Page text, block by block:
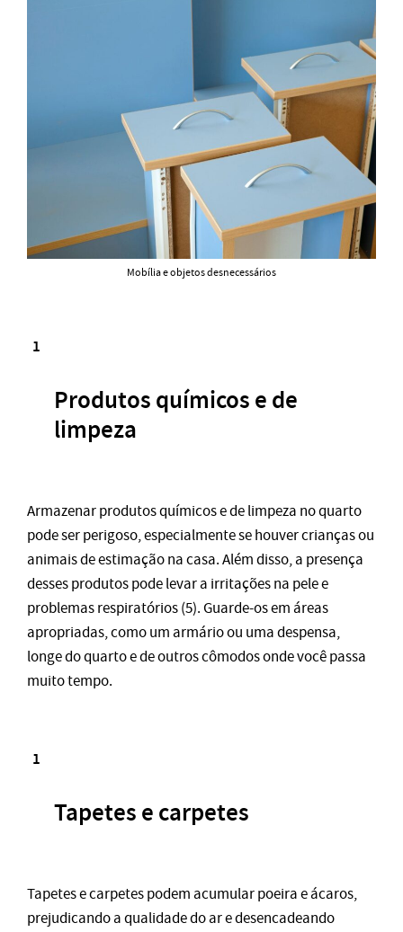
Mobília e objetos desnecessários
Produtos químicos e de
limpeza
Armazenar produtos químicos e de limpeza no quarto
pode ser perigoso, especialmente se houver crianças ou
animais de estimação na casa. Além disso, a presença
desses produtos pode levar a irritações na pele e
problemas respiratórios (5). Guarde-os em áreas
apropriadas, como um armário ou uma despensa,
longe do quarto e de outros cômodos onde você passa
muito tempo.
Tapetes e carpetes
Tapetes e carpetes podem acumular poeira e ácaros,
prejudicando a qualidade do ar e desencadeando